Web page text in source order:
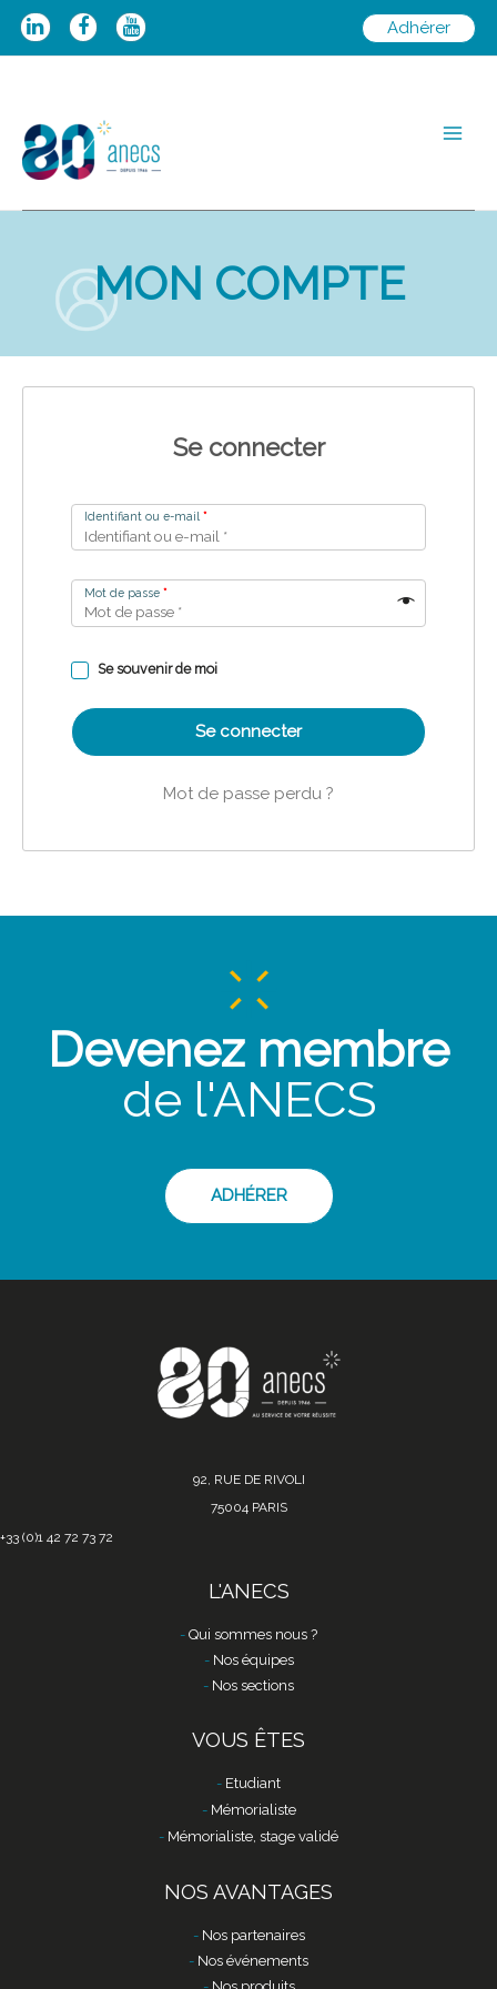
Aller
Adhérer
MON COMPTE
Se connecter
Identifiant ou e-mail *
Mot de passe *
Se souvenir de moi
Se connecter
Mot de passe perdu ?
Devenez membre
de l'ANECS
ADHÉRER
92, RUE DE RIVOLI
75004 PARIS
+33 (0)1 42 72 73 72
L'ANECS
Qui sommes nous ?
Nos équipes
Nos sections
VOUS ÊTES
Etudiant
Mémorialiste
Mémorialiste, stage validé
NOS AVANTAGES
Nos partenaires
Nos événements